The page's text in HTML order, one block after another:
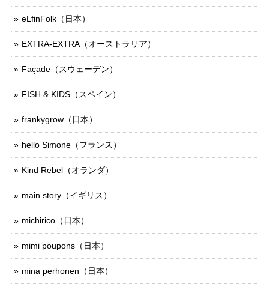
eLfinFolk（日本）
EXTRA-EXTRA（オーストラリア）
Façade（スウェーデン）
FISH & KIDS（スペイン）
frankygrow（日本）
hello Simone（フランス）
Kind Rebel（オランダ）
main story（イギリス）
michirico（日本）
mimi poupons（日本）
mina perhonen（日本）